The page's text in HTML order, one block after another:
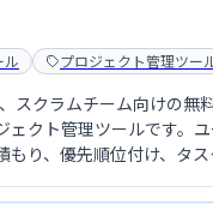
ル プロジェクト管理ツー
スクラムチーム向けの無
ェクト管理ツールです。
もり、優先順位付け、タ